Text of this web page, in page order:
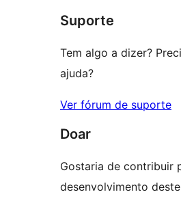
Suporte
Tem algo a dizer?
ajuda?
Ver fórum de suporte
Doar
Gostaria de contribuir
desenvolvimento